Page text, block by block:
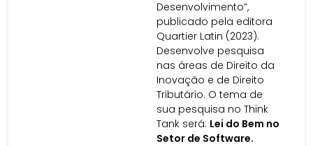
Desenvolvimento”,
publicado pela editora
Quartier Latin (2023).
Desenvolve pesquisa
nas áreas de Direito da
Inovação e de Direito
Tributário. O tema de
sua pesquisa no Think
Tank será: Lei do Bem no
Setor de Software.